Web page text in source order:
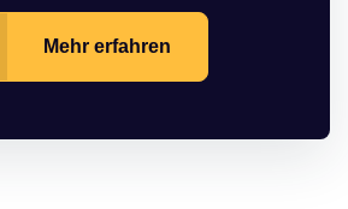
Mehr erfahren